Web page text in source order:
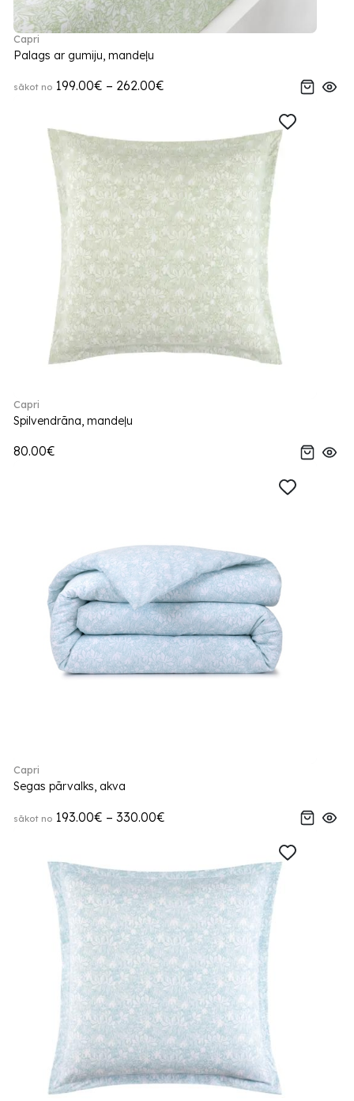
Capri
Palags ar gumiju, mandeļu
sākot no 199.00€ – 262.00€
Capri
Spilvendrāna, mandeļu
80.00€
Capri
Segas pārvalks, akva
sākot no 193.00€ – 330.00€